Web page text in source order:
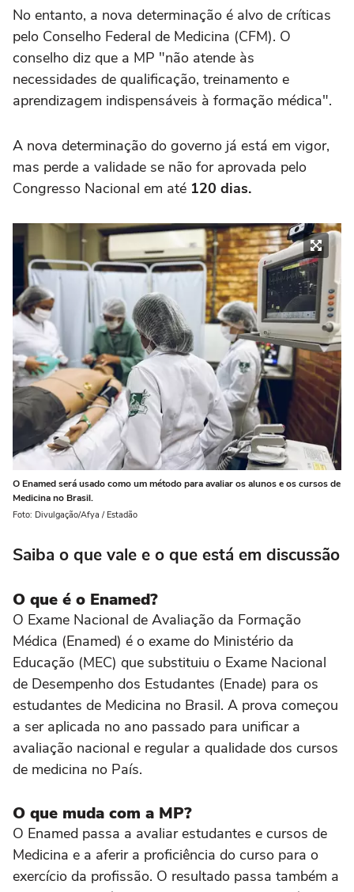
No entanto, a nova determinação é alvo de críticas
pelo Conselho Federal de Medicina (CFM). O
conselho diz que a MP "não atende às
necessidades de qualificação, treinamento e
aprendizagem indispensáveis à formação médica".
A nova determinação do governo já está em vigor,
mas perde a validade se não for aprovada pelo
Congresso Nacional em até 120 dias.
O Enamed será usado como um método para avaliar os alunos e os cursos de
Medicina no Brasil.
Foto: Divulgação/Afya / Estadão
Saiba o que vale e o que está em discussão
O que é o Enamed?
O Exame Nacional de Avaliação da Formação
Médica (Enamed) é o exame do Ministério da
Educação (MEC) que substituiu o Exame Nacional
de Desempenho dos Estudantes (Enade) para os
estudantes de Medicina no Brasil. A prova começou
a ser aplicada no ano passado para unificar a
avaliação nacional e regular a qualidade dos cursos
de medicina no País.
O que muda com a MP?
O Enamed passa a avaliar estudantes e cursos de
Medicina e a aferir a proficiência do curso para o
exercício da profissão. O resultado passa também a